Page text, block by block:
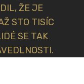
ŽE JE
STO TISÍC
SE TAK